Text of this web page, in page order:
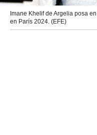
Imane Khelif de Argelia posa
en París 2024. (EFE)